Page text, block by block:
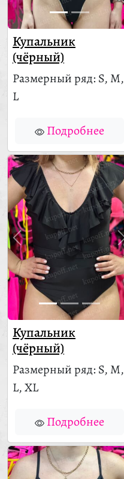
Купальник
(чёрный)
Размерный ряд: S, M,
L
Подробнее
Купальник
(чёрный)
Размерный ряд: S, M,
L, XL
Подробнее